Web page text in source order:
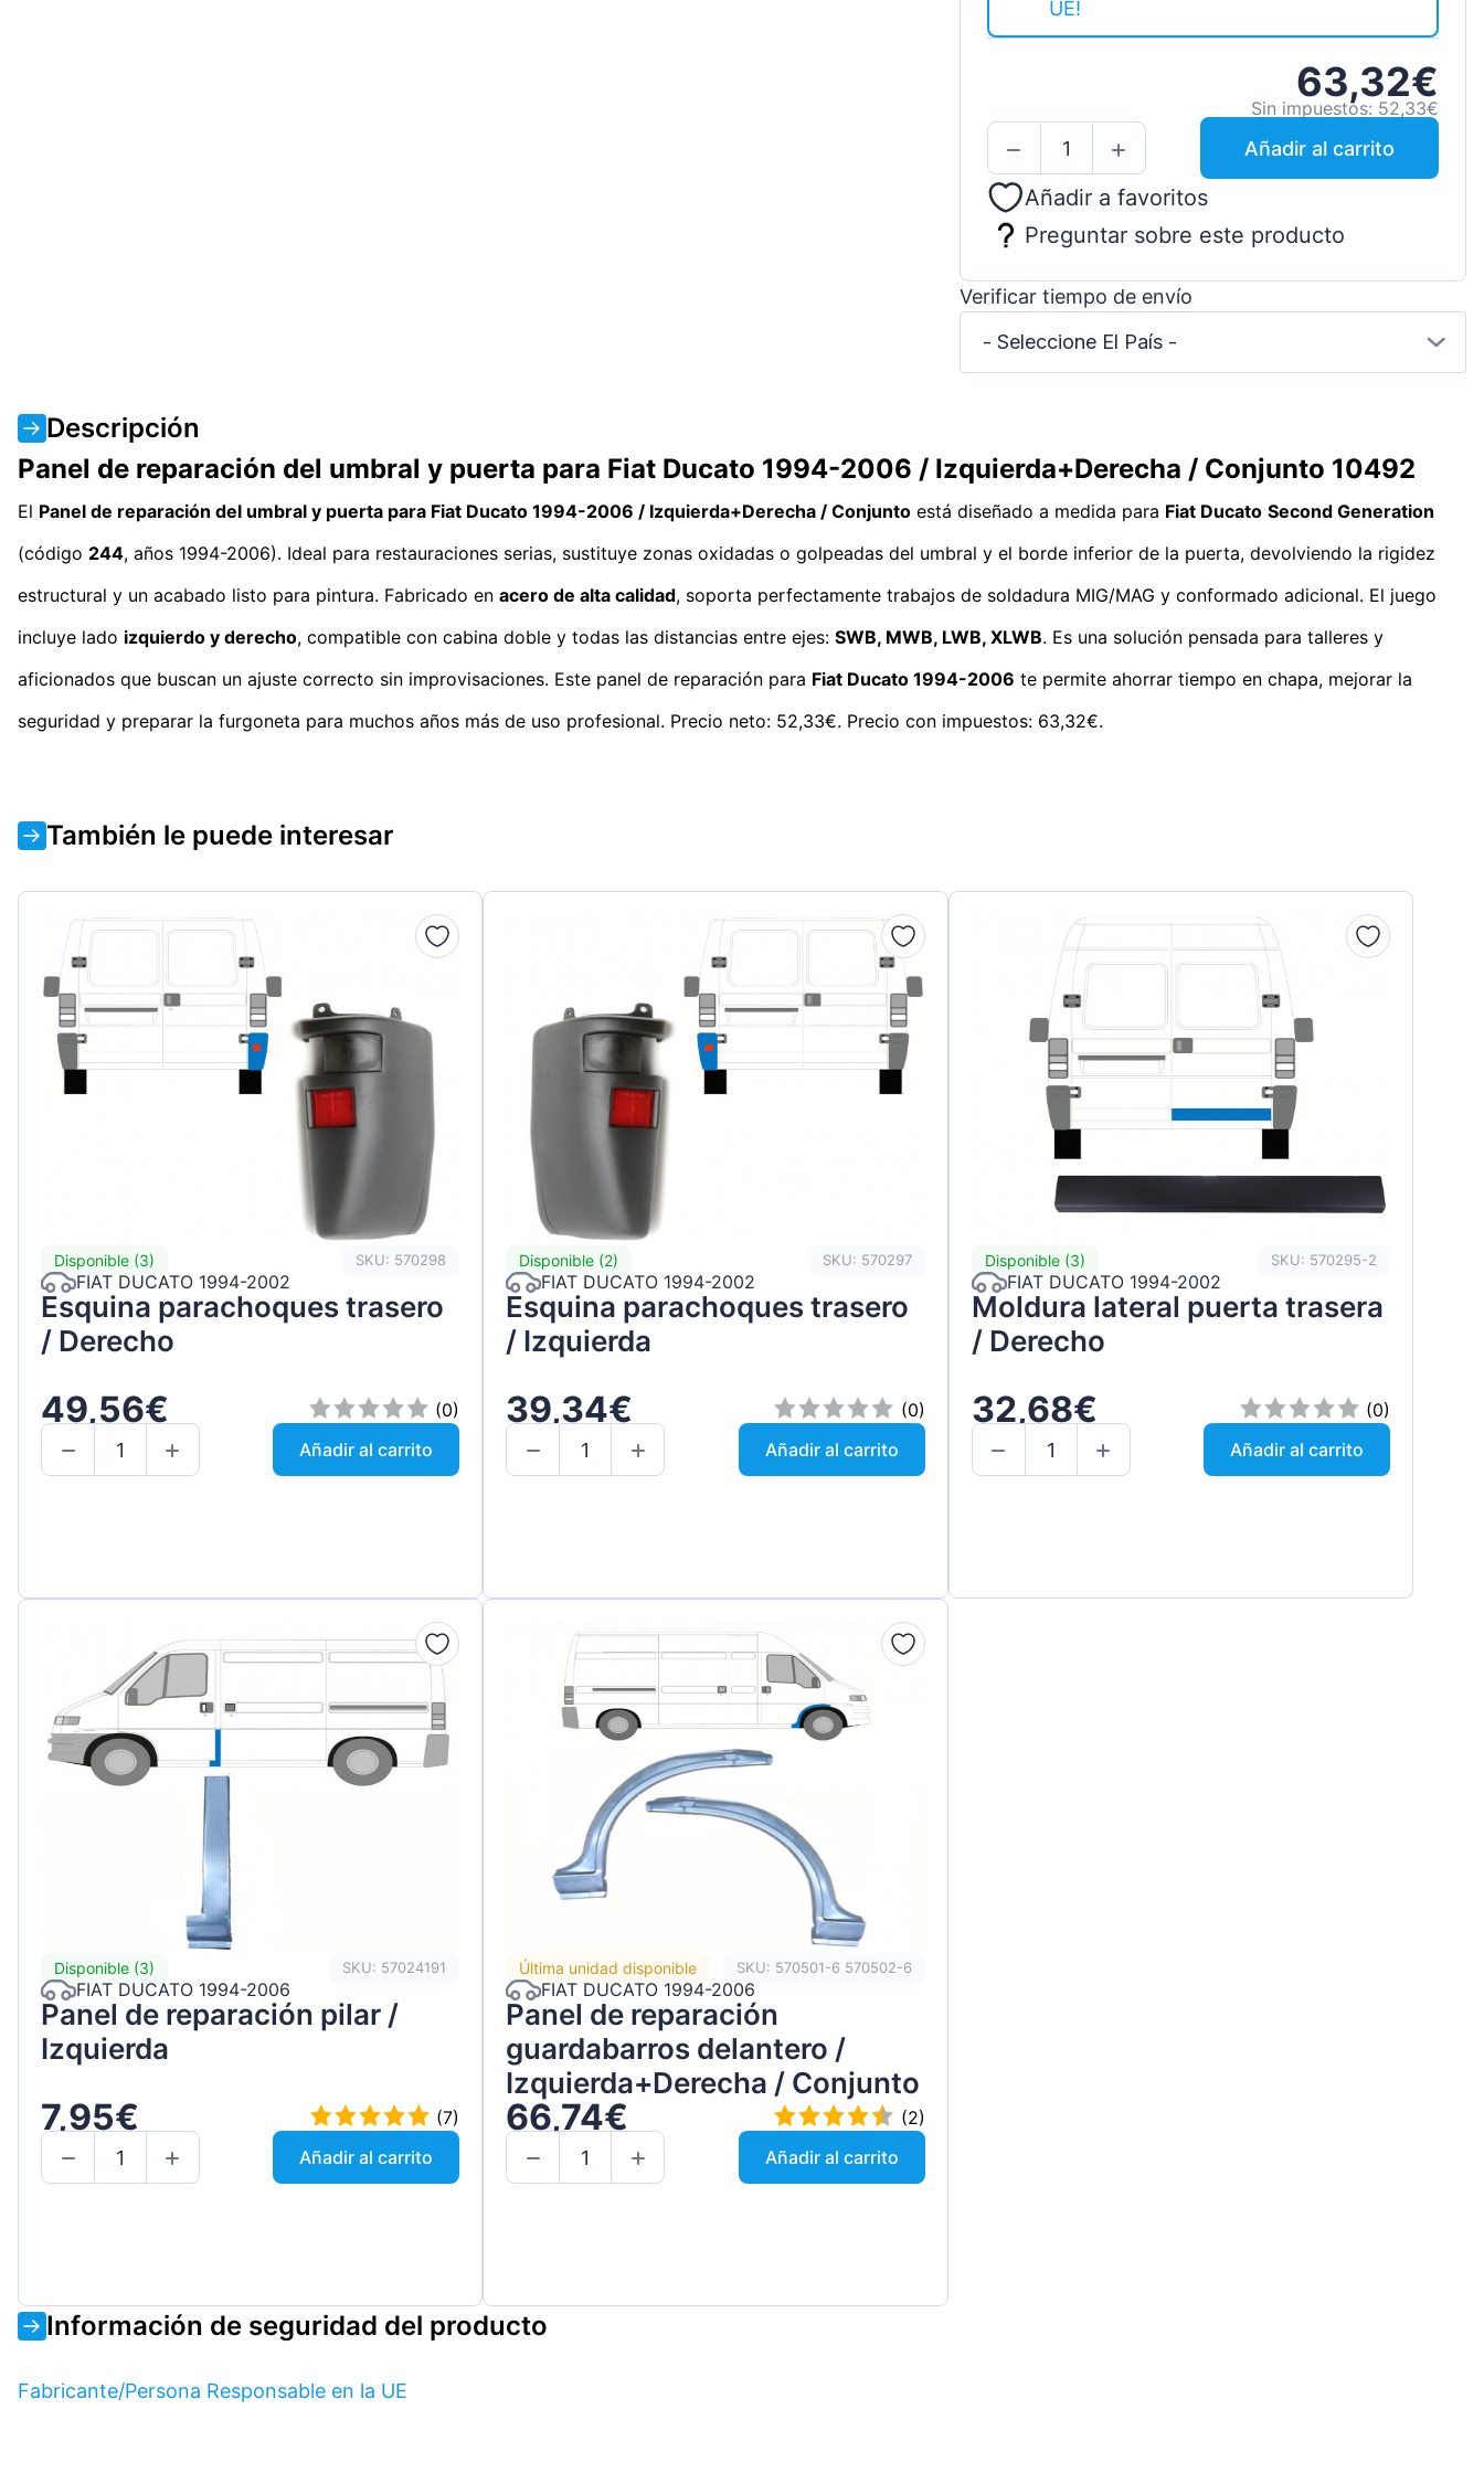
UE!
63,32€
Sin impuestos: 52,33€
Añadir al carrito
Añadir a favoritos
Preguntar sobre este producto
Verificar tiempo de envío
- Seleccione El País -
Descripción
Panel de reparación del umbral y puerta para Fiat Ducato 1994-2006 / Izquierda+Derecha / Conjunto 10492
El Panel de reparación del umbral y puerta para Fiat Ducato 1994-2006 / Izquierda+Derecha / Conjunto está diseñado a medida para Fiat Ducato Second Generation
(código 244, años 1994-2006). Ideal para restauraciones serias, sustituye zonas oxidadas o golpeadas del umbral y el borde inferior de la puerta, devolviendo la rigidez
estructural y un acabado listo para pintura. Fabricado en acero de alta calidad, soporta perfectamente trabajos de soldadura MIG/MAG y conformado adicional. El juego
incluye lado izquierdo y derecho, compatible con cabina doble y todas las distancias entre ejes: SWB, MWB, LWB, XLWB. Es una solución pensada para talleres y
aficionados que buscan un ajuste correcto sin improvisaciones. Este panel de reparación para Fiat Ducato 1994-2006 te permite ahorrar tiempo en chapa, mejorar la
seguridad y preparar la furgoneta para muchos años más de uso profesional. Precio neto: 52,33€. Precio con impuestos: 63,32€.
También le puede interesar
Disponible (3) SKU: 570298
FIAT DUCATO 1994-2002
Esquina parachoques trasero
/ Derecho
49,56€
(0)
Añadir al carrito
Disponible (2) SKU: 570297
FIAT DUCATO 1994-2002
Esquina parachoques trasero
/ Izquierda
39,34€
(0)
Añadir al carrito
Disponible (3) SKU: 570295-2
FIAT DUCATO 1994-2002
Moldura lateral puerta trasera
/ Derecho
32,68€
(0)
Añadir al carrito
Disponible (3) SKU: 57024191
FIAT DUCATO 1994-2006
Panel de reparación pilar /
Izquierda
7,95€
(7)
Añadir al carrito
Última unidad disponible SKU: 570501-6 570502-6
FIAT DUCATO 1994-2006
Panel de reparación
guardabarros delantero /
Izquierda+Derecha / Conjunto
66,74€
(2)
Añadir al carrito
Información de seguridad del producto
Fabricante/Persona Responsable en la UE